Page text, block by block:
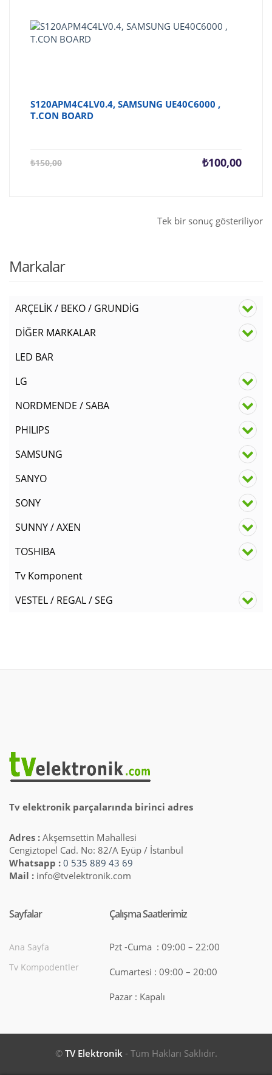
S120APM4C4LV0.4, SAMSUNG UE40C6000 ,
T.CON BOARD
₺150,00 ₺100,00
Şu
Tek bir sonuç gösteriliyor
Markalar
ARÇELİK / BEKO / GRUNDİG
DİĞER MARKALAR
LED BAR
LG
NORDMENDE / SABA
PHILIPS
SAMSUNG
SANYO
SONY
SUNNY / AXEN
TOSHIBA
Tv Komponent
VESTEL / REGAL / SEG
Tv elektronik parçalarında birinci adres
Adres : Akşemsettin Mahallesi
Cengiztopel Cad. No: 82/A Eyüp / İstanbul
Whatsapp : 0 535 889 43 69
Mail : info@tvelektronik.com
Sayfalar
Ana Sayfa
Tv Kompodentler
Çalışma Saatlerimiz
Pzt -Cuma : 09:00 – 22:00
Cumartesi : 09:00 – 20:00
Pazar : Kapalı
© TV Elektronik- Tüm Hakları Saklıdır.